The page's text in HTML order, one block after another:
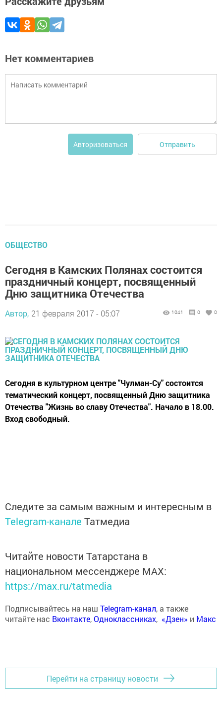
Нет комментариев
Авторизоваться Отправить
ОБЩЕСТВО
Сегодня в Камских Полянах состоится
праздничный концерт, посвященный
Дню защитника Отечества
Автор, 21 февраля 2017 - 05:07 1041 0 0
Сегодня в культурном центре "Чулман-Су" состоится
тематический концерт, посвященный Дню защитника
Отечества "Жизнь во славу Отечества". Начало в 18.00.
Вход свободный.
Следите за самым важным и интересным в
Telegram-канале Татмедиа
Читайте новости Татарстана в
национальном мессенджере MАХ:
https://max.ru/tatmedia
Подписывайтесь на наш Telegram-канал, а также
читайте нас Вконтакте,Одноклассниках, «Дзен» и Макс
Перейти на страницу новости